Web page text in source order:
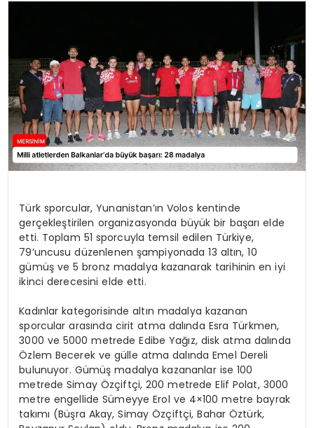
Türk sporcular, Yunanistan’ın Volos kentinde
gerçekleştirilen organizasyonda büyük bir başarı elde
etti. Toplam 51 sporcuyla temsil edilen Türkiye,
79’uncusu düzenlenen şampiyonada 13 altın, 10
gümüş ve 5 bronz madalya kazanarak tarihinin en iyi
ikinci derecesini elde etti.
Kadınlar kategorisinde altın madalya kazanan
sporcular arasında cirit atma dalında Esra Türkmen,
3000 ve 5000 metrede Edibe Yağız, disk atma dalında
Özlem Becerek ve gülle atma dalında Emel Dereli
bulunuyor. Gümüş madalya kazananlar ise 100
metrede Simay Özçiftçi, 200 metrede Elif Polat, 3000
metre engellide Sümeyye Erol ve 4×100 metre bayrak
takımı (Büşra Akay, Simay Özçiftçi, Bahar Öztürk,